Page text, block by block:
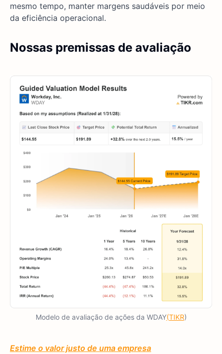
mesmo tempo, manter margens saudáveis por meio
da eficiência operacional.
Nossas premissas de avaliação
Modelo de avaliação de ações da WDAY(TIKR)
Estime o valor justo de uma empresa